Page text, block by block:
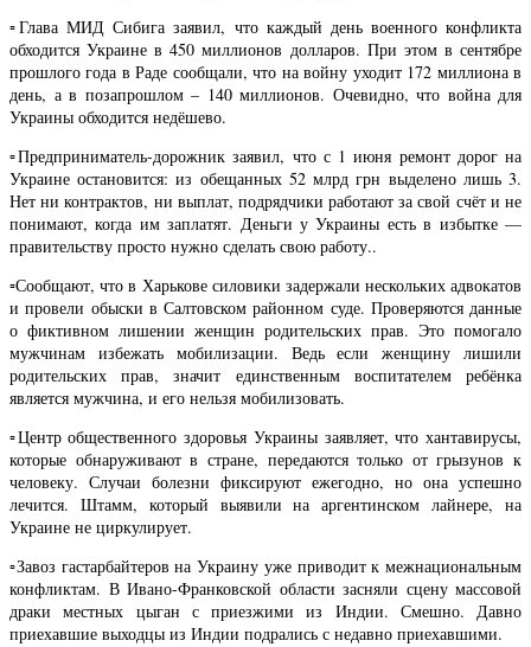
▫️Глава МИД Сибига заявил, что каждый день военного конфликта
обходится Украине в 450 миллионов долларов. При этом в сентябре
прошлого года в Раде сообщали, что на войну уходит 172 миллиона в
день, а в позапрошлом – 140 миллионов. Очевидно, что война для
Украины обходится недёшево.
▫️Предприниматель-дорожник заявил, что с 1 июня ремонт дорог на
Украине остановится: из обещанных 52 млрд грн выделено лишь 3.
Нет ни контрактов, ни выплат, подрядчики работают за свой счёт и не
понимают, когда им заплатят. Деньги у Украины есть в избытке —
правительству просто нужно сделать свою работу..
▫️Сообщают, что в Харькове силовики задержали нескольких адвокатов
и провели обыски в Салтовском районном суде. Проверяются данные
о фиктивном лишении женщин родительских прав. Это помогало
мужчинам избежать мобилизации. Ведь если женщину лишили
родительских прав, значит единственным воспитателем ребёнка
является мужчина, и его нельзя мобилизовать.
▫️Центр общественного здоровья Украины заявляет, что хантавирусы,
которые обнаруживают в стране, передаются только от грызунов к
человеку. Случаи болезни фиксируют ежегодно, но она успешно
лечится. Штамм, который выявили на аргентинском лайнере, на
Украине не циркулирует.
▫️Завоз гастарбайтеров на Украину уже приводит к межнациональным
конфликтам. В Ивано-Франковской области засняли сцену массовой
драки местных цыган с приезжими из Индии. Смешно. Давно
приехавшие выходцы из Индии подрались с недавно приехавшими.